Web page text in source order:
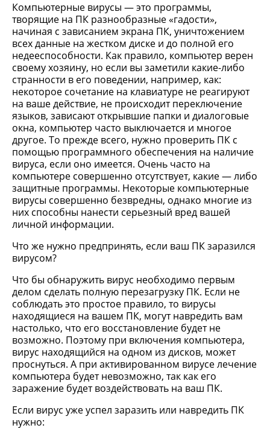
Компьютерные вирусы — это программы,
творящие на ПК разнообразные «гадости»,
начиная с зависанием экрана ПК, уничтожением
всех данные на жестком диске и до полной его
недееспособности. Как правило, компьютер верен
своему хозяину, но если вы заметили какие-либо
странности в его поведении, например, как:
некоторое сочетание на клавиатуре не реагируют
на ваше действие, не происходит переключение
языков, зависают открывшие папки и диалоговые
окна, компьютер часто выключается и многое
другое. То прежде всего, нужно проверить ПК с
помощью программного обеспечения на наличие
вируса, если оно имеется. Очень часто на
компьютере совершенно отсутствует, какие — либо
защитные программы. Некоторые компьютерные
вирусы совершенно безвредны, однако многие из
них способны нанести серьезный вред вашей
личной информации.
Что же нужно предпринять, если ваш ПК заразился
вирусом?
Что бы обнаружить вирус необходимо первым
делом сделать полную перезагрузку ПК. Если не
соблюдать это простое правило, то вирусы
находящиеся на вашем ПК, могут навредить вам
настолько, что его восстановление будет не
возможно. Поэтому при включения компьютера,
вирус находящийся на одном из дисков, может
проснуться. А при активированном вирусе лечение
компьютера будет невозможно, так как его
заражение будет воздействовать на ваш ПК.
Если вирус уже успел заразить или навредить ПК
нужно: